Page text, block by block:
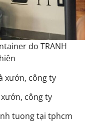
do TRANH
công ty